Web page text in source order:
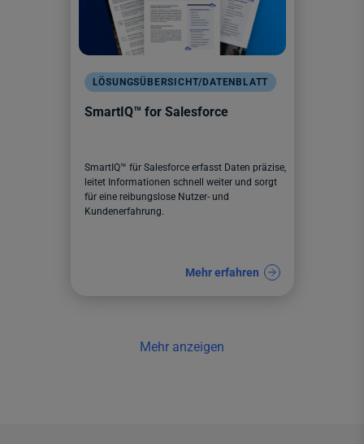
LÖSUNGSÜBERSICHT/DATENBLATT
SmartIQ™ for Salesforce
SmartIQ™ für Salesforce erfasst Daten präzise,
leitet Informationen schnell weiter und sorgt
für eine reibungslose Nutzer- und
Kundenerfahrung.
Mehr erfahren
Mehr anzeigen